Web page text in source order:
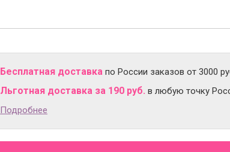
Бесплатная доставка по России заказов от 3000
Льготная доставка за 190 руб. в любую точку
Подробнее